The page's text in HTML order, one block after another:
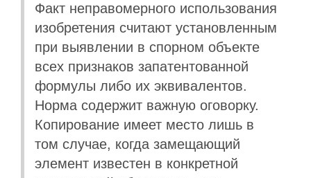
Факт неправомерного использования
изобретения считают установленным
при выявлении в спорном объекте
всех признаков запатентованной
формулы либо их эквивалентов.
Норма содержит важную оговорку.
Копирование имеет место лишь в
том случае, когда замещающий
элемент известен в конкретной